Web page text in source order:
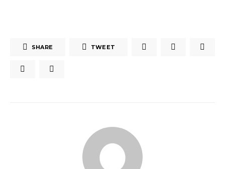
SHARE TWEET